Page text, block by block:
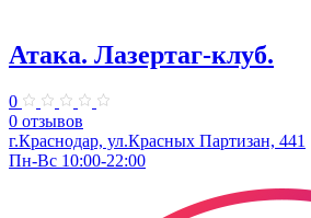
Атака. ​Лазертаг-клуб.
0
0 отзывов
г.Краснодар, ул.Красных Партизан, 441
Пн-Вс 10:00-22:00